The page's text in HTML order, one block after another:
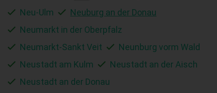
Neu-Ulm
Neuburg an der Donau
Neumarkt in der Oberpfalz
Neumarkt-Sankt Veit
Neunburg vorm Wald
Neustadt am Kulm
Neustadt an der Aisch
Neustadt an der Donau